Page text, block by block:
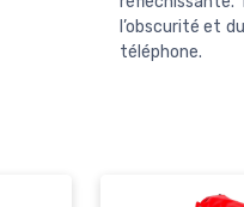
l’obscurité et
téléphone.